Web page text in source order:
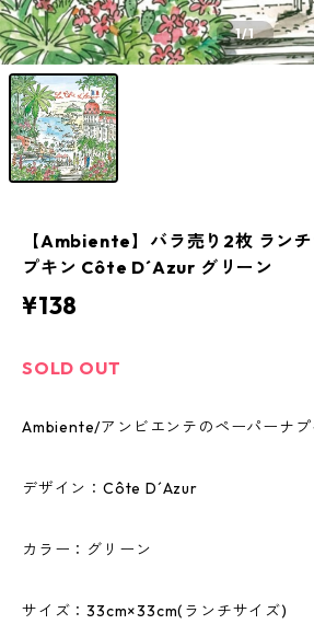
1/1
【Ambiente】バラ売り2枚 ラン
プキン Côte D´Azur グリーン
¥138
SOLD OUT
Ambiente/アンビエンテのペーパーナプ
デザイン：Côte D´Azur
カラー：グリーン
サイズ：33cm×33cm(ランチサイズ)